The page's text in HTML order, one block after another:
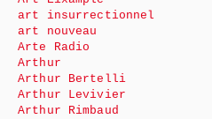
art insurrectionnel
art nouveau
Arte Radio
Arthur
Arthur Bertelli
Arthur Levivier
Arthur Rimbaud